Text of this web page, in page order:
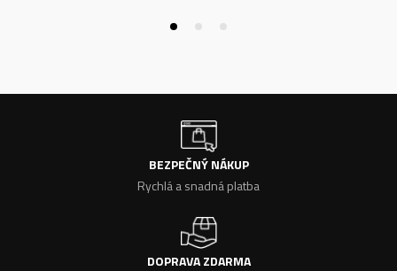
BEZPEČNÝ NÁKUP
Rychlá a snadná platba
DOPRAVA ZDARMA